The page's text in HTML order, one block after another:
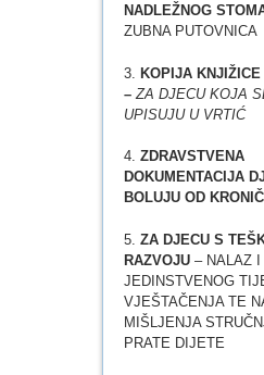
NADLEŽNOG
ZUBNA PUTOVNICA
3.
KOPIJA
– ZA DJECU KOJA
UPISUJU U VRTIĆ
4. ZDRAVSTVENA
DOKUMENTACIJA
BOLUJU OD
5. ZA DJECU S
RAZVOJU – NALAZ
JEDINSTVENOG
VJEŠTAČENJA TE
MIŠLJENJA
PRATE DIJETE